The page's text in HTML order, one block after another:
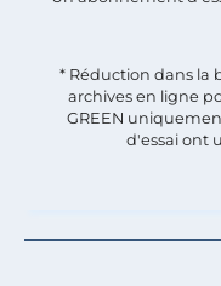
* Réduction dans la
archives en ligne
GREEN
d'essai ont